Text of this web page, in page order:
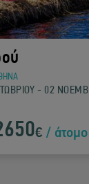
- 02
€/ άτομο